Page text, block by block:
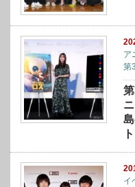
ア
第
ト
イ